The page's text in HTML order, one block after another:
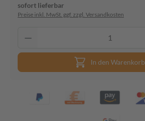
sofort lieferbar
Preise inkl. MwSt. ggf. zzgl. Versandkosten
In den Warenkorb